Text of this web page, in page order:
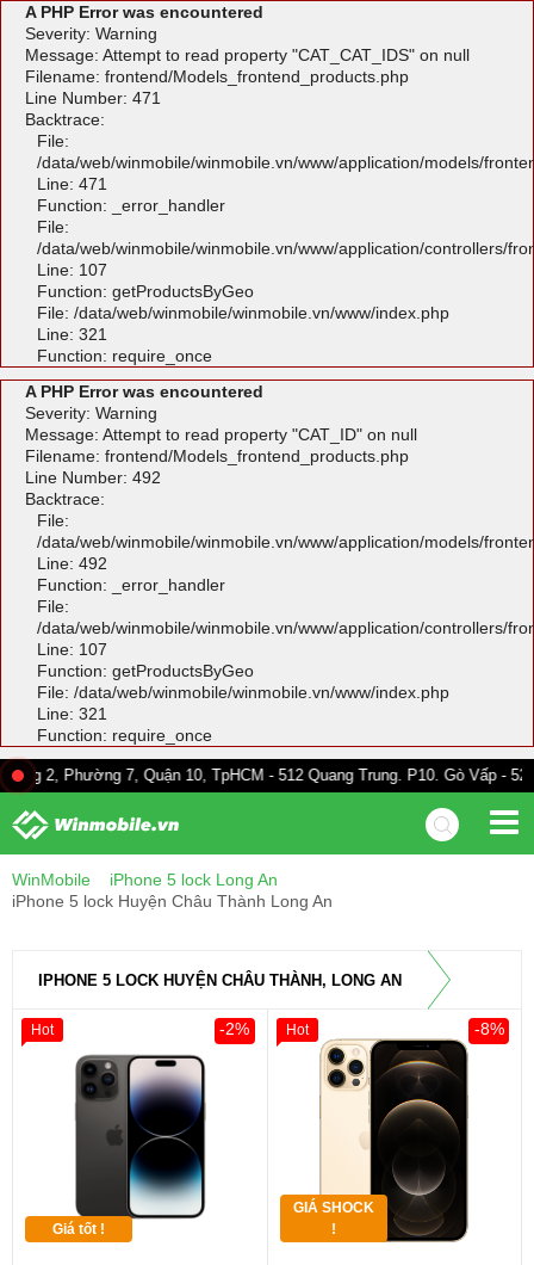
A PHP Error was encountered
Severity: Warning
Message: Attempt to read property "CAT_CAT_IDS" on null
Filename: frontend/Models_frontend_products.php
Line Number: 471
Backtrace:
File:
/data/web/winmobile/winmobile.vn/www/application/models/
Line: 471
Function: _error_handler
File:
/data/web/winmobile/winmobile.vn/www/application/controllers/
Line: 107
Function: getProductsByGeo
File: /data/web/winmobile/winmobile.vn/www/index.php
Line: 321
Function: require_once
A PHP Error was encountered
Severity: Warning
Message: Attempt to read property "CAT_ID" on null
Filename: frontend/Models_frontend_products.php
Line Number: 492
Backtrace:
File:
/data/web/winmobile/winmobile.vn/www/application/models/
Line: 492
Function: _error_handler
File:
/data/web/winmobile/winmobile.vn/www/application/controllers/
Line: 107
Function: getProductsByGeo
File: /data/web/winmobile/winmobile.vn/www/index.php
Line: 321
Function: require_once
7, Quận 10, TpHCM - 512 Quang Trung. P10. Gò Vấp - 528A Trường
WinMobile
iPhone 5 lock Long An
iPhone 5 lock Huyện Châu Thành Long An
IPHONE 5 LOCK HUYỆN CHÂU THÀNH, LONG AN
Giá tốt !
-2%
Hot
GIÁ SHOCK
!
-8%
Hot